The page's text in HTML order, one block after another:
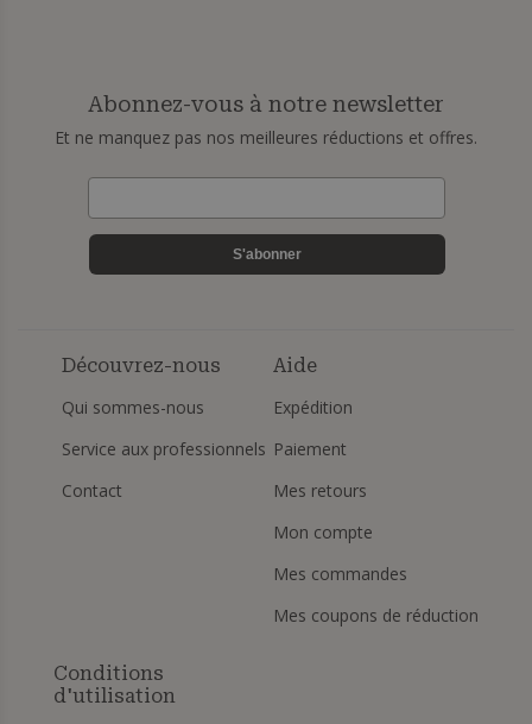
Abonnez-vous à notre newsletter
Et ne manquez pas nos meilleures réductions et offres.
S'abonner
Découvrez-nous
Qui sommes-nous
Service aux professionnels
Contact
Aide
Expédition
Paiement
Mes retours
Mon compte
Mes commandes
Mes coupons de réduction
Conditions
d'utilisation